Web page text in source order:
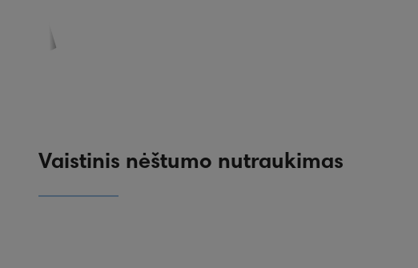
Vaistinis nėštumo nutraukimas